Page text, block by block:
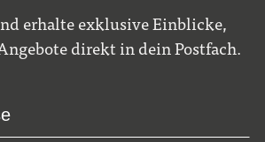
erhalte exklusive Einblicke,
direkt in dein Postfach.